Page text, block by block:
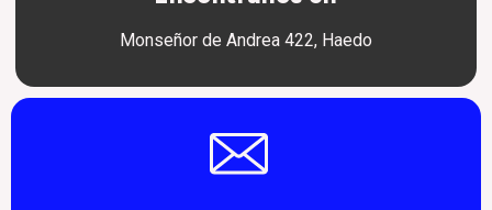
Monseñor de Andrea 422, Haedo